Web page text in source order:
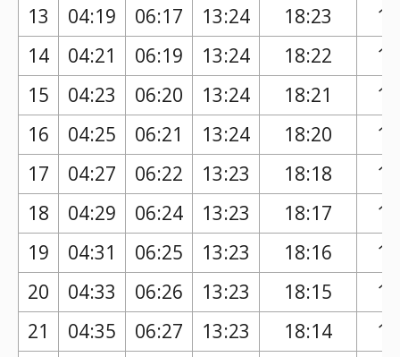
13 04:19 06:17 13:24 18:23
14
04:21 06:19 13:24 18:22
15
04:23 06:20 13:24 18:21
16
04:25 06:21 13:24 18:20
17
04:27 06:22 13:23 18:18
18
04:29 06:24 13:23 18:17
19
04:31 06:25 13:23 18:16
20
04:33 06:26 13:23 18:15
21
04:35 06:27 13:23 18:14